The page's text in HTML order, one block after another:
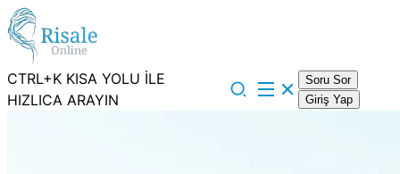
CTRL+K KISA YOLU İLE
HIZLICA ARAYIN
Soru Sor
Giriş Yap